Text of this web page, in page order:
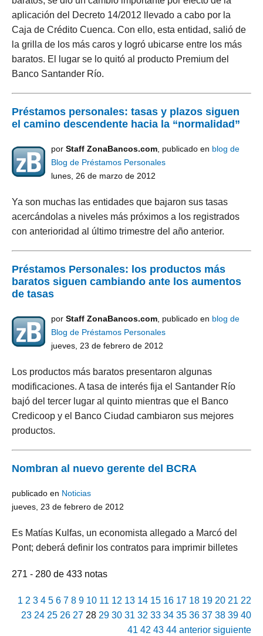
aplicación del Decreto 14/2012 llevado a cabo por la
Caja de Crédito Cuenca. Con ello, esta entidad, salió de
la grilla de los más caros y logró ubicarse entre los más
baratos. El lugar se lo quitó al producto Premium del
Banco Santander Río.
Préstamos personales: tasas y plazos siguen
el camino descendente hacia la “normalidad”
porStaff ZonaBancos.com, publicado en blog de
Blog de Préstamos Personales
lunes, 26 de marzo de 2012
Ya son muchas las entidades que bajaron sus tasas
acercándolas a niveles más próximos a los registrados
con anterioridad al último trimestre del año anterior.
Préstamos Personales: los productos más
baratos siguen cambiando ante los aumentos
de tasas
porStaff ZonaBancos.com, publicado en blog de
Blog de Préstamos Personales
jueves, 23 de febrero de 2012
Los productos más baratos presentaron algunas
modificaciones. A tasa de interés fija el Santander Río
bajó del tercer lugar al quinto mientras que el Banco
Credicoop y el Banco Ciudad cambiaron sus mejores
productos.
Nombran al nuevo gerente del BCRA
publicado en Noticias
jueves, 23 de febrero de 2012
Es Matías Kulfas, un economista allegado a Marcó del
Pont; deberá definir los contratos para imprimir billetes
271 - 280 de 433 notas
1 2 3 4 5 6 7 8 9 10 11 12 13 14 15 16 17 18 19 20 21 22
23 24 25 26 2728 29 30 31 32 33 34 35 36 37 38 39 40
41 42 43 44 anterior siguiente